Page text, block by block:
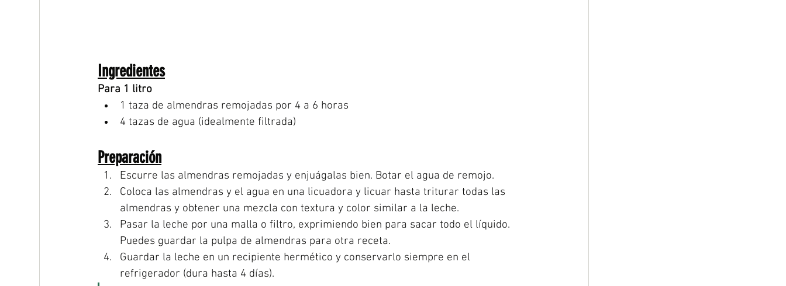
Ingredientes
Para 1 litro
1 taza de almendras remojadas por 4 a 6 horas
4 tazas de agua (idealmente filtrada)
Preparación
Escurre las almendras remojadas y enjuágalas bien. Botar el agua de remojo.
Coloca las almendras y el agua en una licuadora y licuar hasta triturar todas las
almendras y obtener una mezcla con textura y color similar a la leche.
Pasar la leche por una malla o filtro, exprimiendo bien para sacar todo el líquido.
Puedes guardar la pulpa de almendras para otra receta.
Guardar la leche en un recipiente hermético y conservarlo siempre en el
refrigerador (dura hasta 4 días).